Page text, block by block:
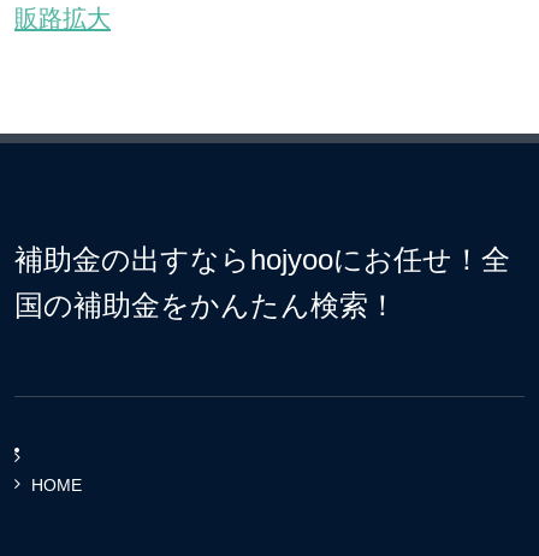
販路拡大
補助金の出すならhojyooにお任せ！全
国の補助金をかんたん検索！
HOME